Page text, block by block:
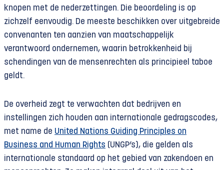
knopen met de nederzettingen. Die beoordeling is op
zichzelf eenvoudig. De meeste beschikken over uitgebreide
convenanten ten aanzien van maatschappelijk
verantwoord ondernemen, waarin betrokkenheid bij
schendingen van de mensenrechten als principieel taboe
geldt.
De overheid zegt te verwachten dat bedrijven en
instellingen zich houden aan internationale gedragscodes,
met name de United Nations Guiding Principles on
Business and Human Rights (UNGP’s), die gelden als
internationale standaard op het gebied van zakendoen en